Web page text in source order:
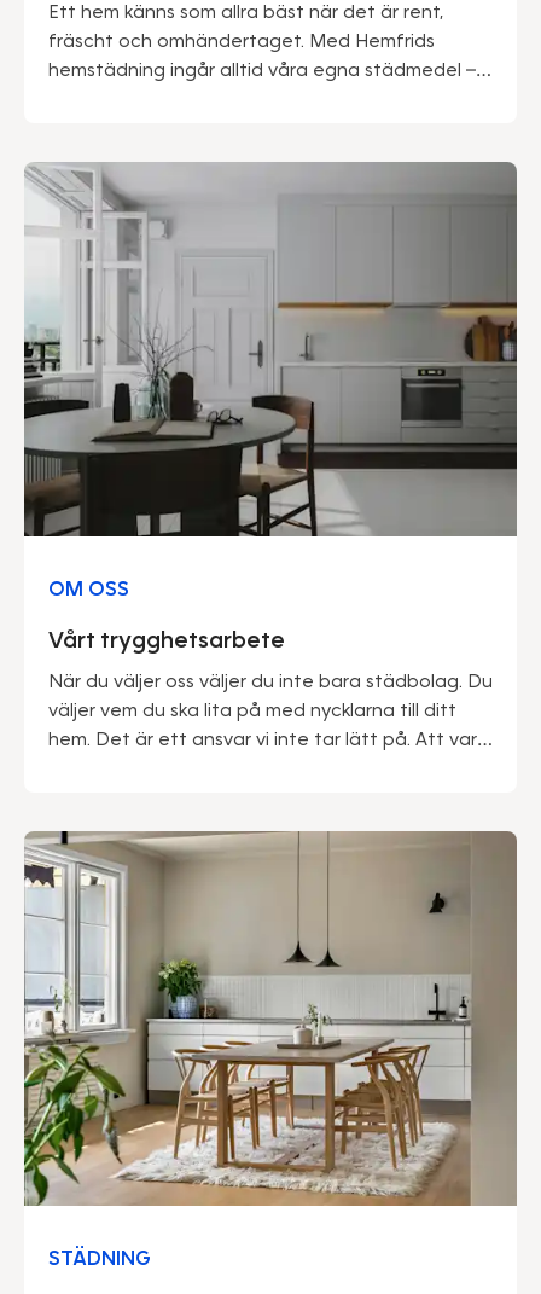
Ett hem känns som allra bäst när det är rent,
fräscht och omhändertaget. Med Hemfrids
hemstädning ingår alltid våra egna städmedel –
OM OSS
Vårt trygghetsarbete
När du väljer oss väljer du inte bara städbolag. Du
väljer vem du ska lita på med nycklarna till ditt
hem. Det är ett ansvar vi inte tar lätt på. Att vara
stolthet säga att vårt gedigna säkerhetsarbete
genomsyrar hela vår verksamhet.
STÄDNING